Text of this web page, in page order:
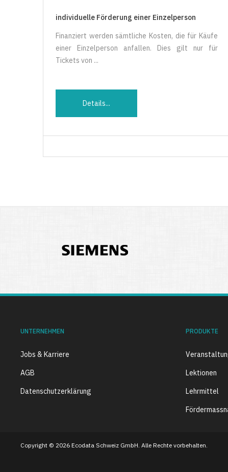
individuelle Förderung einer Einzelperson
Finanziert werden sämtliche Kosten, die für Käufe
einer Einzelperson anfallen. Dies gilt nur für
Tickets von ...
Details...
UNTERNEHMEN
Jobs & Karriere
AGB
Datenschutzerklärung
PRODUKTE
Lektionen
Lehrmittel
Copyright © 2026 Ecodata Schweiz GmbH. Alle Rechte vorbehalten.